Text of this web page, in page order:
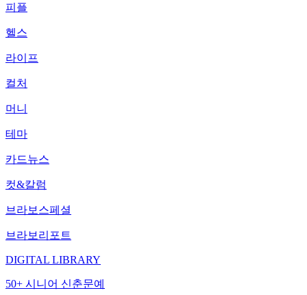
피플
헬스
라이프
컬처
머니
테마
카드뉴스
컷&칼럼
브라보스페셜
브라보리포트
DIGITAL LIBRARY
50+ 시니어 신춘문예